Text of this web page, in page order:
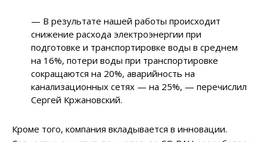
— В результате нашей работы происходит
снижение расхода электроэнергии при
подготовке и транспортировке воды в среднем
на 16%, потери воды при транспортировке
сокращаются на 20%, аварийность на
канализационных сетях — на 25%, — перечислил
Сергей Кржановский.
Кроме того, компания вкладывается в инновации.